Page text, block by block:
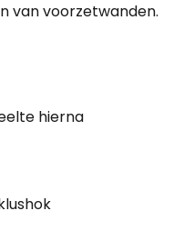
van voorzetwanden.
hierna